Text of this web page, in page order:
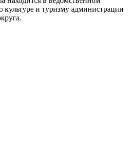
и туризму администрации